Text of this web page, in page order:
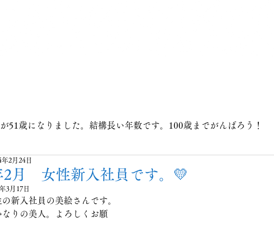
51歳になりました。結構長い年数です。100歳までがんばろう！
2月 女性新入社員です。💛
年2月24日
3月17日
新入社員の美絵さんです。
りの美人。よろしくお願